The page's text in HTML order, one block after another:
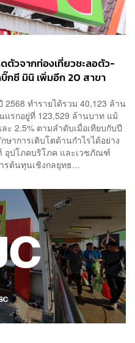
ตัวจากท่องเที่ยวชะลอตัว-
กซี มินิ เพิ่มอีก 20 สาขา
2568 ทำรายได้รวม 40,123 ล้าน
แรกอยู่ที่ 123,529 ล้านบาท แม้
ะ 2.5% ตามลำดับเมื่อเทียบกับปี
าการเติบโตด้านกำไรได้อย่าง
อุปโภคบริโภค และเวชภัณฑ์
รต้นทุนเชิงกลยุทธ...